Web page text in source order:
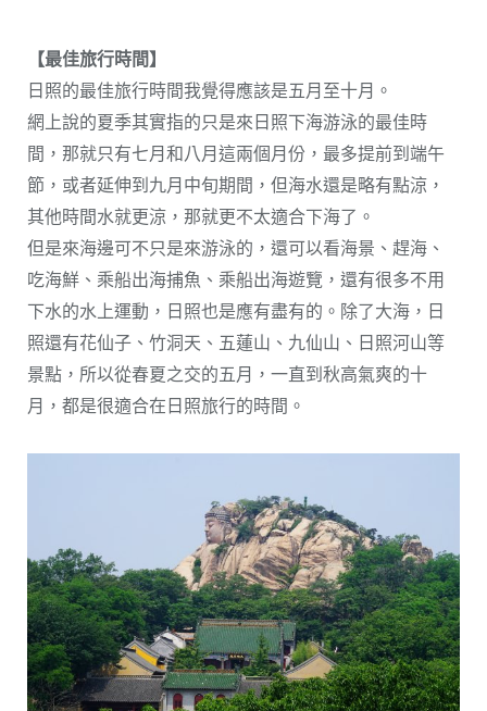
【最佳旅行時間】
日照的最佳旅行時間我覺得應該是五月至十月。
網上說的夏季其實指的只是來日照下海游泳的最佳時
間，那就只有七月和八月這兩個月份，最多提前到端午
節，或者延伸到九月中旬期間，但海水還是略有點涼，
其他時間水就更涼，那就更不太適合下海了。
但是來海邊可不只是來游泳的，還可以看海景、趕海、
吃海鮮、乘船出海捕魚、乘船出海遊覽，還有很多不用
下水的水上運動，日照也是應有盡有的。除了大海，日
照還有花仙子、竹洞天、五蓮山、九仙山、日照河山等
景點，所以從春夏之交的五月，一直到秋高氣爽的十
月，都是很適合在日照旅行的時間。